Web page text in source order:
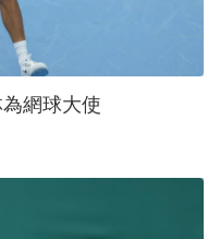
網球大使